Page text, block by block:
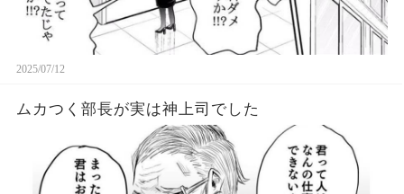
2025/07/12
ムカつく部長が実は神上司でした